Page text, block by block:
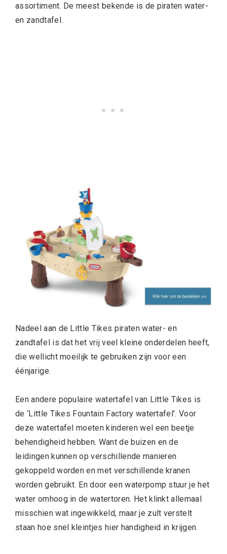
assortiment. De meest bekende is de piraten water-
en zandtafel.
Nadeel aan de Little Tikes piraten water- en
zandtafel is dat het vrij veel kleine onderdelen heeft,
die wellicht moeilijk te gebruiken zijn voor een
éénjarige.
Een andere populaire watertafel van Little Tikes is
de ‘Little Tikes Fountain Factory watertafel’. Voor
deze watertafel moeten kinderen wel een beetje
behendigheid hebben. Want de buizen en de
leidingen kunnen op verschillende manieren
gekoppeld worden en met verschillende kranen
worden gebruikt. En door een waterpomp stuur je het
water omhoog in de watertoren. Het klinkt allemaal
misschien wat ingewikkeld, maar je zult verstelt
staan hoe snel kleintjes hier handigheid in krijgen.